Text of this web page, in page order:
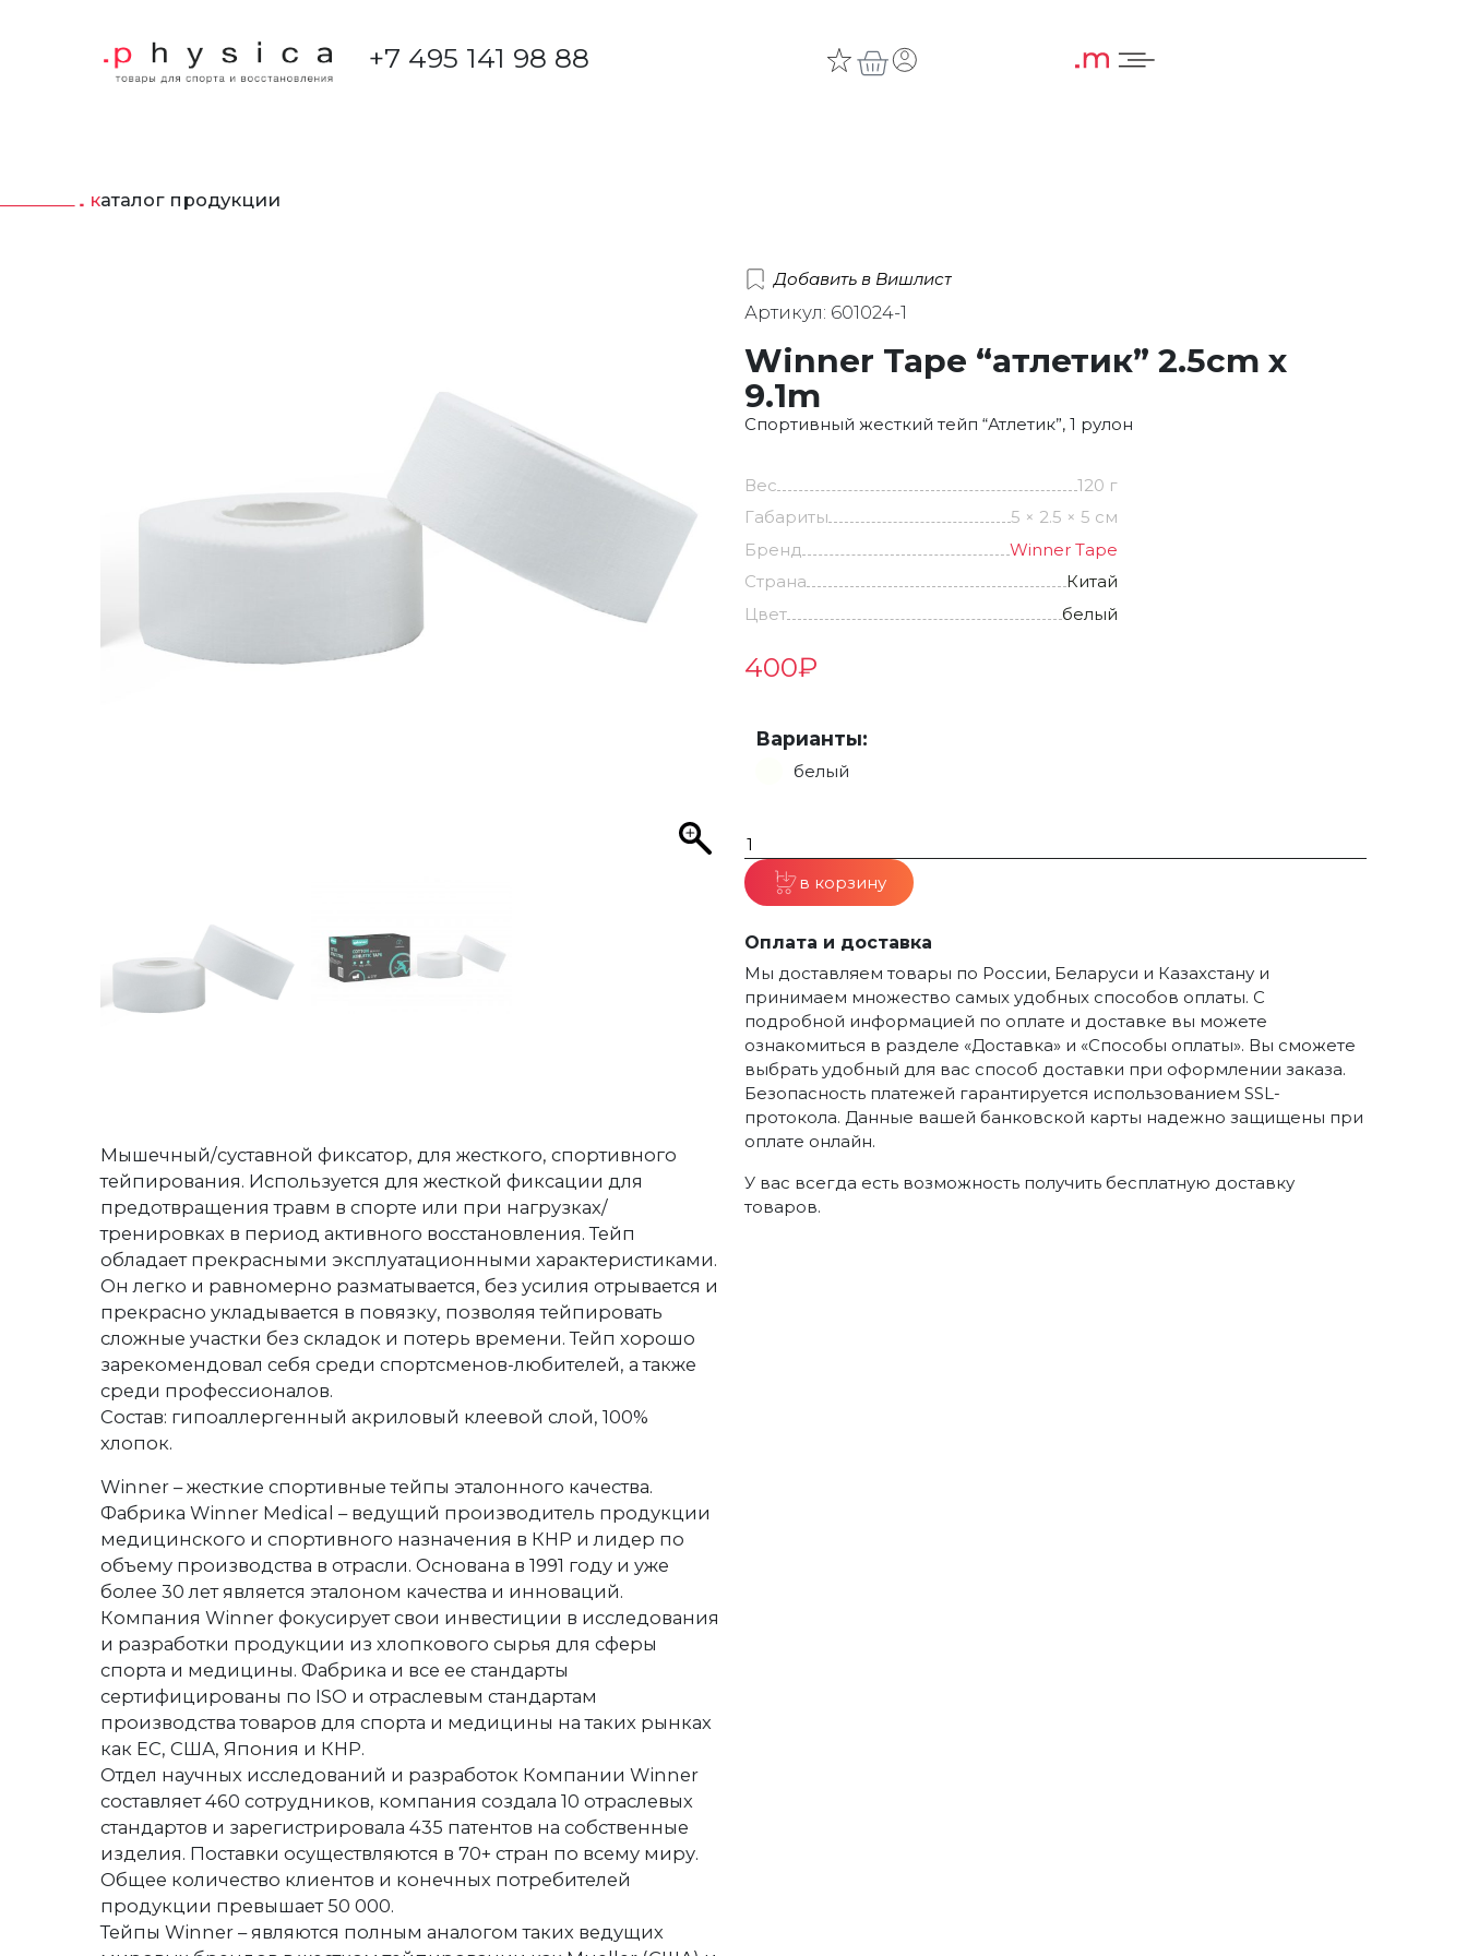
+7 495 141 98 88
каталог продукции
Мышечный/суставной фиксатор, для жесткого, спортивного
тейпирования. Используется для жесткой фиксации для
предотвращения травм в спорте или при нагрузках/
тренировках в период активного восстановления. Тейп
обладает прекрасными эксплуатационными характеристиками.
Он легко и равномерно разматывается, без усилия отрывается и
прекрасно укладывается в повязку, позволяя тейпировать
сложные участки без складок и потерь времени. Тейп хорошо
зарекомендовал себя среди спортсменов-любителей, а также
среди профессионалов.
Состав: гипоаллергенный акриловый клеевой слой, 100%
хлопок.
Winner – жесткие спортивные тейпы эталонного качества.
Фабрика Winner Medical – ведущий производитель продукции
медицинского и спортивного назначения в КНР и лидер по
объему производства в отрасли. Основана в 1991 году и уже
более 30 лет является эталоном качества и инноваций.
Компания Winner фокусирует свои инвестиции в исследования
и разработки продукции из хлопкового сырья для сферы
спорта и медицины. Фабрика и все ее стандарты
сертифицированы по ISO и отраслевым стандартам
производства товаров для спорта и медицины на таких рынках
как ЕС, США, Япония и КНР.
Отдел научных исследований и разработок Компании Winner
составляет 460 сотрудников, компания создала 10 отраслевых
стандартов и зарегистрировала 435 патентов на собственные
изделия. Поставки осуществляются в 70+ стран по всему миру.
Общее количество клиентов и конечных потребителей
продукции превышает 50 000.
Тейпы Winner – являются полным аналогом таких ведущих
Добавить в Вишлист
Артикул: 601024-1
Winner Tape “атлетик” 2.5cm x
9.1m
Спортивный жесткий тейп “Атлетик”, 1 рулон
Вес
120 г
Габариты
5 × 2.5 × 5 см
Бренд
Winner Tape
Страна
Китай
Цвет
белый
400₽
Варианты:
белый
в корзину
Оплата и доставка
Мы доставляем товары по России, Беларуси и Казахстану и
принимаем множество самых удобных способов оплаты. С
подробной информацией по оплате и доставке вы можете
ознакомиться в разделе «Доставка» и «Способы оплаты». Вы сможете
выбрать удобный для вас способ доставки при оформлении заказа.
Безопасность платежей гарантируется использованием SSL-
протокола. Данные вашей банковской карты надежно защищены при
оплате онлайн.
У вас всегда есть возможность получить бесплатную доставку
товаров.